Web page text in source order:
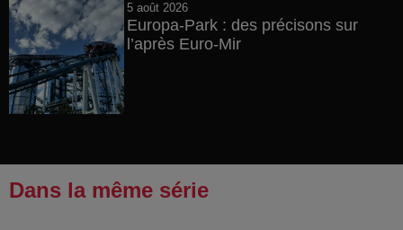
5 août 2026
Europa-Park : des précisons sur
l’après Euro-Mir
Dans la même série